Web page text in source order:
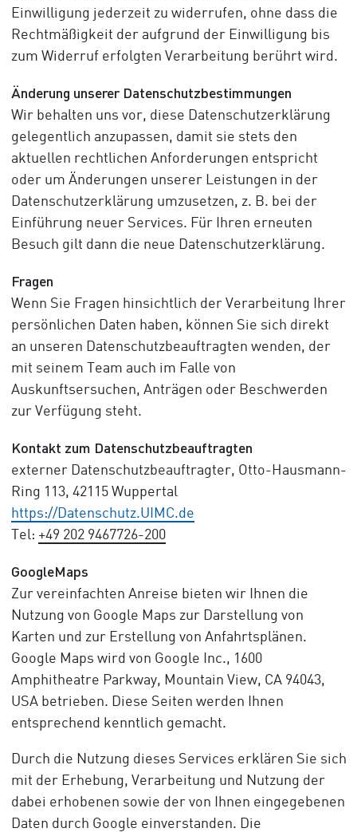
Einwilligung jederzeit zu widerrufen, ohne dass die
Rechtmäßigkeit der aufgrund der Einwilligung bis
zum Widerruf erfolgten Verarbeitung berührt wird.
Änderung unserer Datenschutzbestimmungen
Wir behalten uns vor, diese Datenschutzerklärung
gelegentlich anzupassen, damit sie stets den
aktuellen rechtlichen Anforderungen entspricht
oder um Änderungen unserer Leistungen in der
Datenschutzerklärung umzusetzen, z. B. bei der
Einführung neuer Services. Für Ihren erneuten
Besuch gilt dann die neue Datenschutzerklärung.
Fragen
Wenn Sie Fragen hinsichtlich der Verarbeitung Ihrer
persönlichen Daten haben, können Sie sich direkt
an unseren Datenschutzbeauftragten wenden, der
mit seinem Team auch im Falle von
Auskunftsersuchen, Anträgen oder Beschwerden
zur Verfügung steht.
Kontakt zum Datenschutzbeauftragten
externer Datenschutzbeauftragter, Otto-Hausmann-
Ring 113, 42115 Wuppertal
https://Datenschutz.UIMC.de
Tel: +49 202 9467726-200
GoogleMaps
Zur vereinfachten Anreise bieten wir Ihnen die
Nutzung von Google Maps zur Darstellung von
Karten und zur Erstellung von Anfahrtsplänen.
Google Maps wird von Google Inc., 1600
Amphitheatre Parkway, Mountain View, CA 94043,
USA betrieben. Diese Seiten werden Ihnen
entsprechend kenntlich gemacht.
Durch die Nutzung dieses Services erklären Sie sich
mit der Erhebung, Verarbeitung und Nutzung der
dabei erhobenen sowie der von Ihnen eingegebenen
Daten durch Google einverstanden. Die